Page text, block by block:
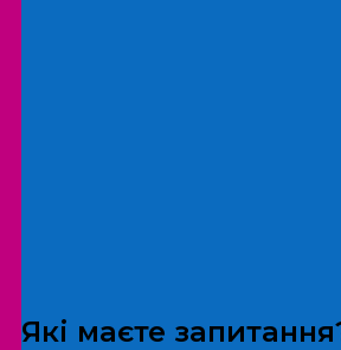
Які маєте